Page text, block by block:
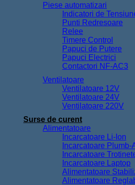
Piese automatizari
Indicatori de
Punti Redresoare
Relee
Timere Control
Papuci de Putere
Papuci Electrici
Contactori NF-AC3
Ventilatoare
Ventilatoare 12V
Ventilatoare 24V
Ventilatoare 220V
Surse de curent
Alimentatoare
Incarcatoare Li-Ion
Incarcatoare Plumb-
Incarcatoare
Incarcatoare Laptop
Alimentatoare
Alimentatoare